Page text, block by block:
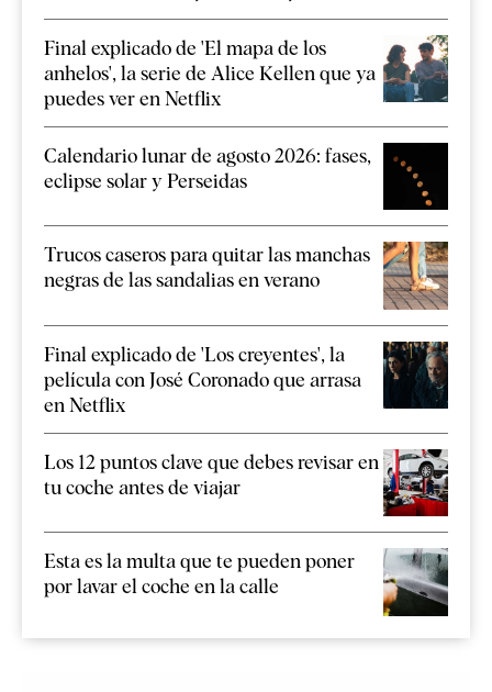
Final explicado de 'El mapa de los
anhelos', la serie de Alice Kellen que ya
puedes ver en Netflix
Calendario lunar de agosto 2026: fases,
eclipse solar y Perseidas
Trucos caseros para quitar las manchas
negras de las sandalias en verano
Final explicado de 'Los creyentes', la
película con José Coronado que arrasa
en Netflix
Los 12 puntos clave que debes revisar en
tu coche antes de viajar
Esta es la multa que te pueden poner
por lavar el coche en la calle